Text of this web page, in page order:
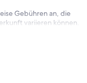
Gebühren an, die
variieren können.